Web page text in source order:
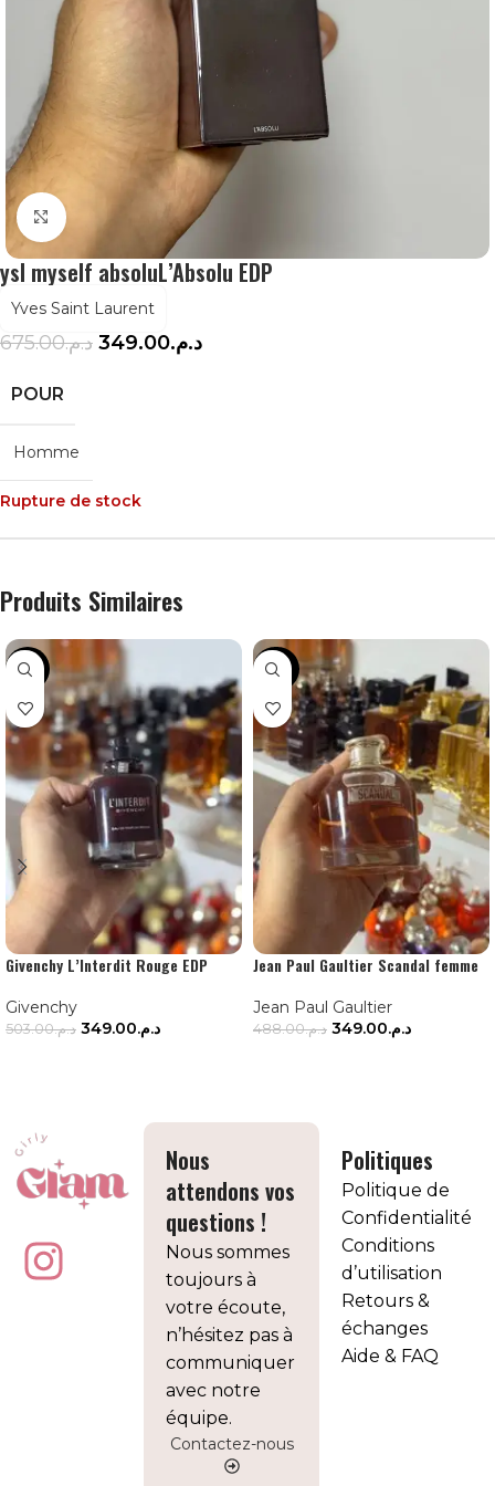
Agrandir
ysl myself absoluL’Absolu EDP
Yves Saint Laurent
د.م.675.00 د.م.349.00
POUR
Homme
Rupture de stock
Produits Similaires
-31%
Givenchy L’Interdit Rouge EDP
Givenchy
د.م.503.00 د.م.349.00
-28%
Jean Paul Gaultier Scandal femme
Jean Paul Gaultier
د.م.488.00 د.م.349.00
Nous
attendons vos
questions !
Nous sommes
toujours à
votre écoute,
n’hésitez pas à
communiquer
avec notre
équipe.
Contactez-nous
Politiques
Politique de
Confidentialité
Conditions
d’utilisation
Retours &
échanges
Aide & FAQ